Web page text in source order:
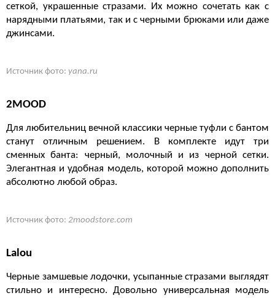
сеткой, украшенные стразами. Их можно сочетать как с
нарядными платьями, так и с черными брюками или даже
джинсами.
Источник фото: yana.ru
2MOOD
Для любительниц вечной классики черные туфли с бантом
станут отличным решением. В комплекте идут три
сменных банта: черный, молочный и из черной сетки.
Элегантная и удобная модель, которой можно дополнить
абсолютно любой образ.
Источник фото: 2moodstore.com
Lalou
Черные замшевые лодочки, усыпанные стразами выглядят
стильно и интересно. Довольно универсальная модель